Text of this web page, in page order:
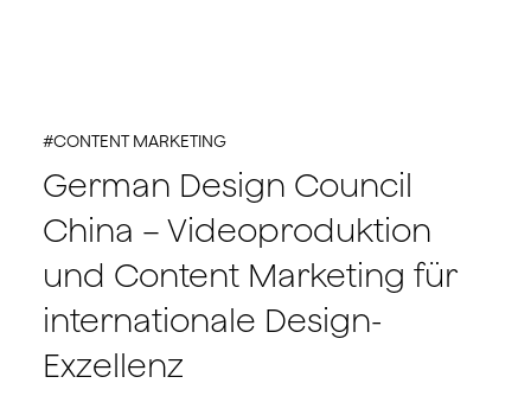
#CONTENT MARKETING
German Design Council
China – Videoproduktion
und Content Marketing für
internationale Design-
Exzellenz